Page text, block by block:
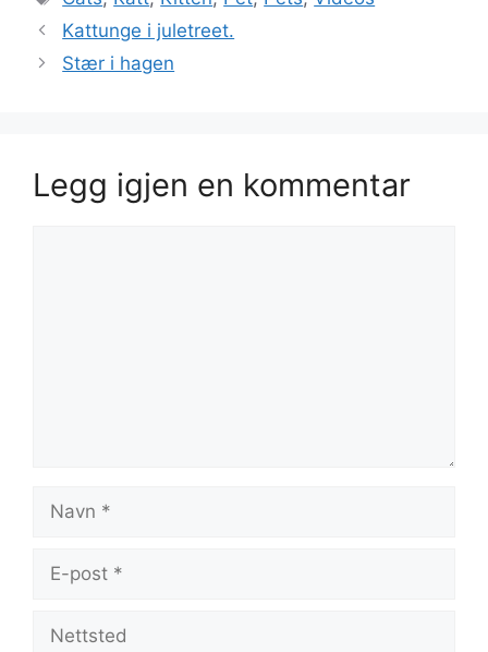
Kattunge i juletreet.
Stær i hagen
Legg igjen en kommentar
Navn
Nettsted